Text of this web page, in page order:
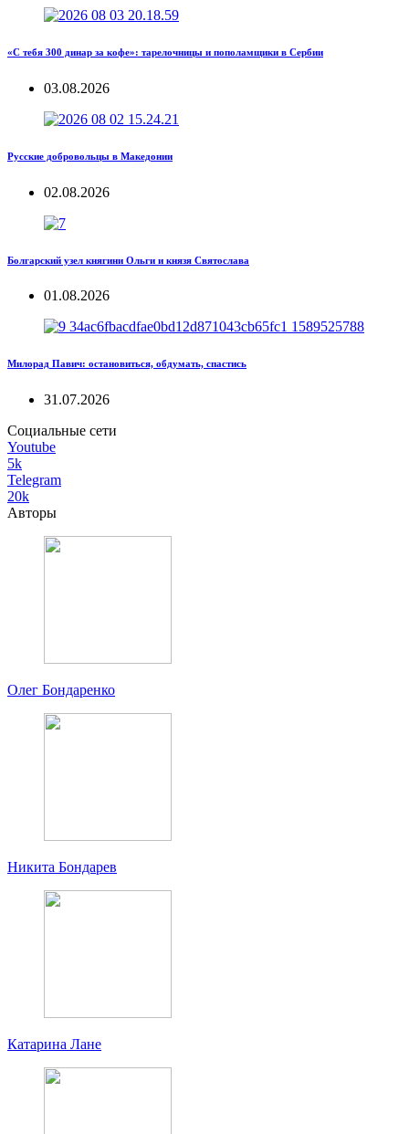
«С тебя 300 динар за кофе»: тарелочницы и пополамщики в Сербии
03.08.2026
Русские добровольцы в Македонии
02.08.2026
Болгарский узел княгини Ольги и князя Святослава
01.08.2026
Милорад Павич: остановиться, обдумать, спастись
31.07.2026
Социальные сети
Youtube
5k
Telegram
20k
Авторы
Олег Бондаренко
Никита Бондарев
Катарина Лане